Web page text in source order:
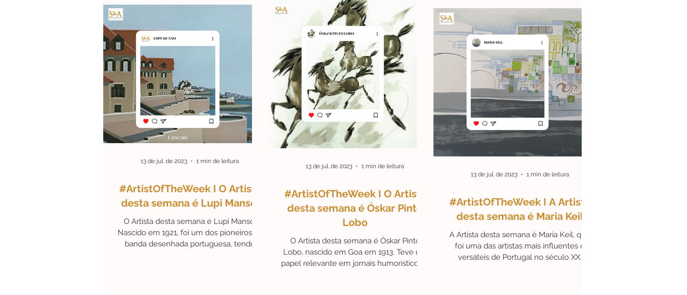
#ArtistOfTheWeek I O Artista
desta semana é Lupi Manso.
O Artista desta semana é Lupi Manso.
Nascido em 1921, foi um dos pioneiros da
banda desenhada portuguesa, tendo
13 de jul. de 2023 1 min de leitura
#ArtistOfTheWeek I O Artista
desta semana é Óskar Pinto
Lobo
O Artista desta semana é Óskar Pinto
Lobo, nascido em Goa em 1913. Teve um
papel relevante em jornais humorísticos e
13 de jul. de 2023 1 min de leitura
#ArtistOfTheWeek I A Artista
desta semana é Maria Keil
A Artista desta semana é Maria Keil, que
foi uma das artistas mais influentes e
versáteis de Portugal no século XX.
13 de jul. de 2023 1 min de leitura